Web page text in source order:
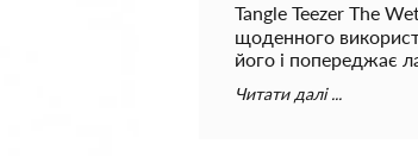
Tangle Teezer The
щоденного
його і попереджає
дбайливо розчісує
використовуйте із
Читати далі ...